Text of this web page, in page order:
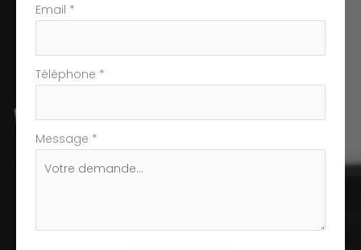
Email *
Téléphone *
Message *